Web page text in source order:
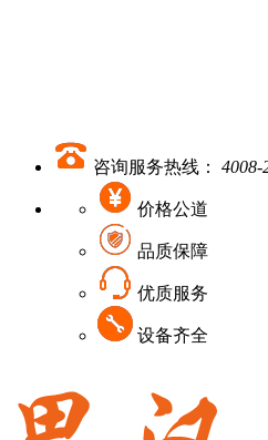
咨询服务热线： 4008-
价格公道
品质保障
优质服务
设备齐全